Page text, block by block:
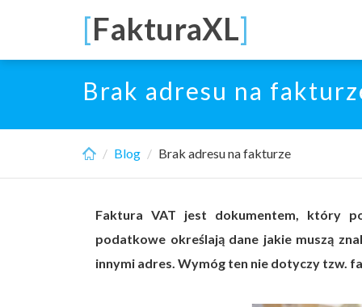
main
[FakturaXL]
Brak adresu na
Blog Brak adresu na fakturze
Faktura VAT jest dokumentem, który
podatkowe określają dane jakie muszą
innymi adres. Wymóg ten nie dotyczy tzw.